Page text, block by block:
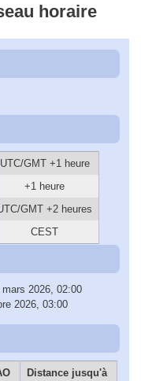
horaire
UTC/GMT +1 heure
+1 heure
GMT +2 heures
CEST
2026, 02:00
2026, 03:00
Distance jusqu'à